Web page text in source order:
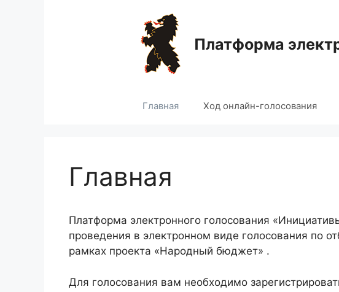
Платформа
Главная Ход онлайн-голосования
Главная
Платформа электронного голосования
проведения в электронном виде голосования по
рамках проекта «Народный бюджет» .
Для голосования вам необходимо